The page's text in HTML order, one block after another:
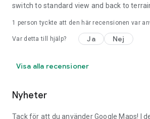
switch to standard view and back to
1 person tyckte att den här recensionen var
Var detta till hjälp? Ja Nej
Visa alla recensioner
Nyheter
Tack för att du använder Google Maps! I